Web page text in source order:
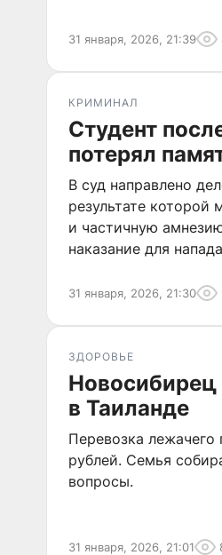
31 января, 2026, 21:39
КРИМИНАЛ
Студент
потерял
В суд направлено
результате
и частичную
наказание для
31 января, 2026, 21:30
ЗДОРОВЬЕ
Новосибирец
в Таиланде
Перевозка
рублей. Семья
вопросы.
31 января, 2026, 21:01